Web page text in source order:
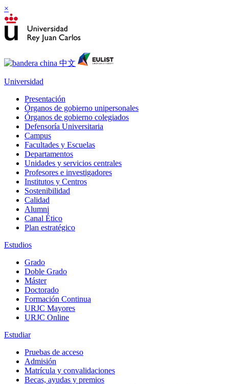
×
Universidad
Presentación
Órganos de gobierno unipersonales
Órganos de gobierno colegiados
Defensoría Universitaria
Campus
Facultades y Escuelas
Departamentos
Unidades y servicios centrales
Profesores e investigadores
Institutos y Centros
Sostenibilidad
Calidad
Alumni
Canal Ético
Plan estratégico
Estudios
Grado
Doble Grado
Máster
Doctorado
Formación Continua
URJC Mayores
URJC Online
Estudiar
Pruebas de acceso
Admisión
Matrícula y convalidaciones
Becas, ayudas y premios